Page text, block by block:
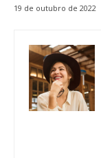
19 de outubro de 2022